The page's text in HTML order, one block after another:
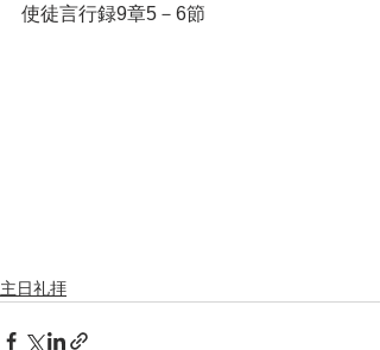
使徒言行録9章5－6節
主日礼拝